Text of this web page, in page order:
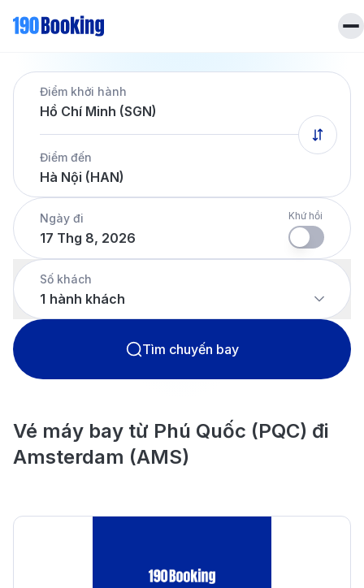
Trang chủ
Vé máy bay
Dịch vụ
Khách sạn
Tin tứcLiên hệ
Hotline
028 7303 6167
Tiếng Việt
Điểm khởi hành
Hồ Chí Minh (SGN)
Điểm đến
Hà Nội (HAN)
Ngày đi
17 Thg 8, 2026
Khứ hồi
Số khách
1 hành khách
Tìm chuyến bay
Vé máy bay từ Phú Quốc (PQC) đi
Amsterdam (AMS)